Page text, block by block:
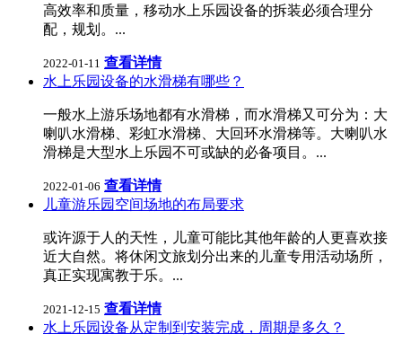
高效率和质量，移动水上乐园设备的拆装必须合理分
配，规划。...
2022-01-11 查看详情
水上乐园设备的水滑梯有哪些？
一般水上游乐场地都有水滑梯，而水滑梯又可分为：大
喇叭水滑梯、彩虹水滑梯、大回环水滑梯等。大喇叭水
滑梯是大型水上乐园不可或缺的必备项目。...
2022-01-06 查看详情
儿童游乐园空间场地的布局要求
或许源于人的天性，儿童可能比其他年龄的人更喜欢接
近大自然。将休闲文旅划分出来的儿童专用活动场所，
真正实现寓教于乐。...
2021-12-15 查看详情
水上乐园设备从定制到安装完成，周期是多久？